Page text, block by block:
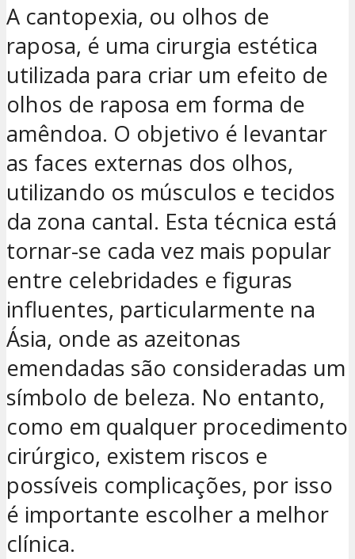
A cantopexia, ou olhos de
raposa, é uma cirurgia estética
utilizada para criar um efeito de
olhos de raposa em forma de
amêndoa. O objetivo é levantar
as faces externas dos olhos,
utilizando os músculos e tecidos
da zona cantal. Esta técnica está
tornar-se cada vez mais popular
entre celebridades e figuras
influentes, particularmente na
Ásia, onde as azeitonas
emendadas são consideradas um
símbolo de beleza. No entanto,
como em qualquer procedimento
cirúrgico, existem riscos e
possíveis complicações, por isso
é importante escolher a melhor
clínica.